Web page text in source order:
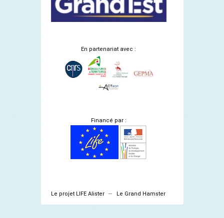
En partenariat avec :
Financé par :
Le projet LIFE Alister Le Grand Hamster